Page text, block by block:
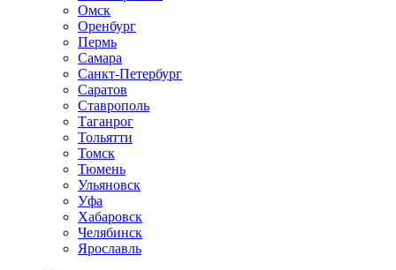
Омск
Оренбург
Пермь
Самара
Санкт-Петербург
Саратов
Ставрополь
Таганрог
Тольятти
Томск
Тюмень
Ульяновск
Уфа
Хабаровск
Челябинск
Ярославль